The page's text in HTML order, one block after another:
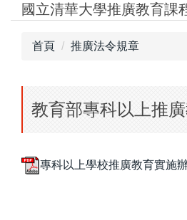
國立清華大學推廣教育課
首頁 推廣法令規章
教育部專科以上推
專科以上學校推廣教育實施